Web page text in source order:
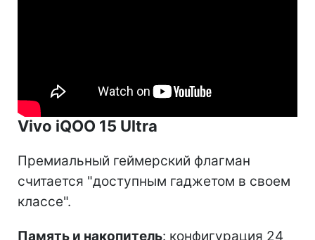
Vivo iQOO 15 Ultra
Премиальный геймерский флагман
считается "доступным гаджетом в своем
классе".
Память и накопитель: конфигурация 24